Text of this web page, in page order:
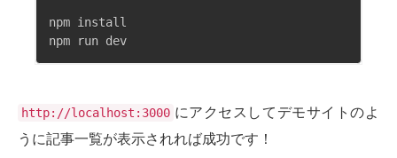
npm install
http://localhost:3000 にアクセスしてデモサイトのよ
うに記事一覧が表示されれば成功です！